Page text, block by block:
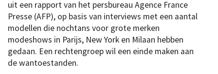
uit een rapport van het persbureau Agence France
Presse (AFP), op basis van interviews met een aantal
modellen die nochtans voor grote merken
modeshows in Parijs, New York en Milaan hebben
gedaan. Een rechtengroep wil een einde maken aan
de wantoestanden.